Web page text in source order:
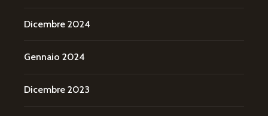
Dicembre 2024
Gennaio 2024
Dicembre 2023